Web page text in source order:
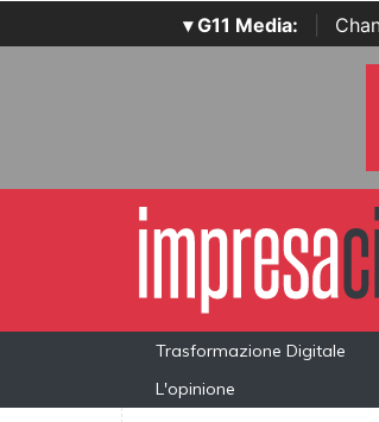
▾ G11 Media:
Trasformazione Digitale
L'opinione